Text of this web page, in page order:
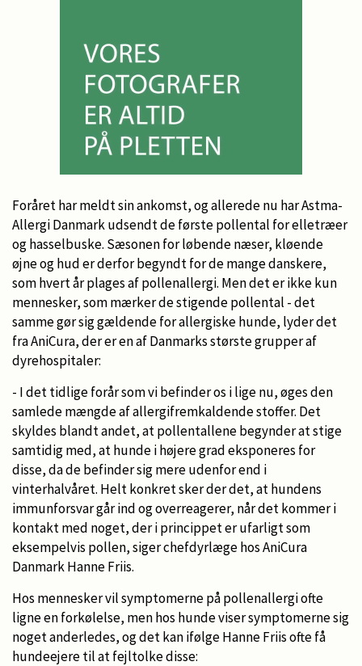
Foråret har meldt sin ankomst, og allerede nu har Astma-
Allergi Danmark udsendt de første pollental for elletræer
og hasselbuske. Sæsonen for løbende næser, kløende
øjne og hud er derfor begyndt for de mange danskere,
som hvert år plages af pollenallergi. Men det er ikke kun
mennesker, som mærker de stigende pollental - det
samme gør sig gældende for allergiske hunde, lyder det
fra AniCura, der er en af Danmarks største grupper af
dyrehospitaler:
- I det tidlige forår som vi befinder os i lige nu, øges den
samlede mængde af allergifremkaldende stoffer. Det
skyldes blandt andet, at pollentallene begynder at stige
samtidig med, at hunde i højere grad eksponeres for
disse, da de befinder sig mere udenfor end i
vinterhalvåret. Helt konkret sker der det, at hundens
immunforsvar går ind og overreagerer, når det kommer i
kontakt med noget, der i princippet er ufarligt som
eksempelvis pollen, siger chefdyrlæge hos AniCura
Danmark Hanne Friis.
Hos mennesker vil symptomerne på pollenallergi ofte
ligne en forkølelse, men hos hunde viser symptomerne sig
noget anderledes, og det kan ifølge Hanne Friis ofte få
hundeejere til at fejltolke disse: